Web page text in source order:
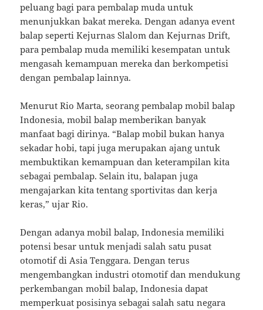
peluang bagi para pembalap muda untuk
menunjukkan bakat mereka. Dengan adanya event
balap seperti Kejurnas Slalom dan Kejurnas Drift,
para pembalap muda memiliki kesempatan untuk
mengasah kemampuan mereka dan berkompetisi
dengan pembalap lainnya.
Menurut Rio Marta, seorang pembalap mobil balap
Indonesia, mobil balap memberikan banyak
manfaat bagi dirinya. “Balap mobil bukan hanya
sekadar hobi, tapi juga merupakan ajang untuk
membuktikan kemampuan dan keterampilan kita
sebagai pembalap. Selain itu, balapan juga
mengajarkan kita tentang sportivitas dan kerja
keras,” ujar Rio.
Dengan adanya mobil balap, Indonesia memiliki
potensi besar untuk menjadi salah satu pusat
otomotif di Asia Tenggara. Dengan terus
mengembangkan industri otomotif dan mendukung
perkembangan mobil balap, Indonesia dapat
memperkuat posisinya sebagai salah satu negara